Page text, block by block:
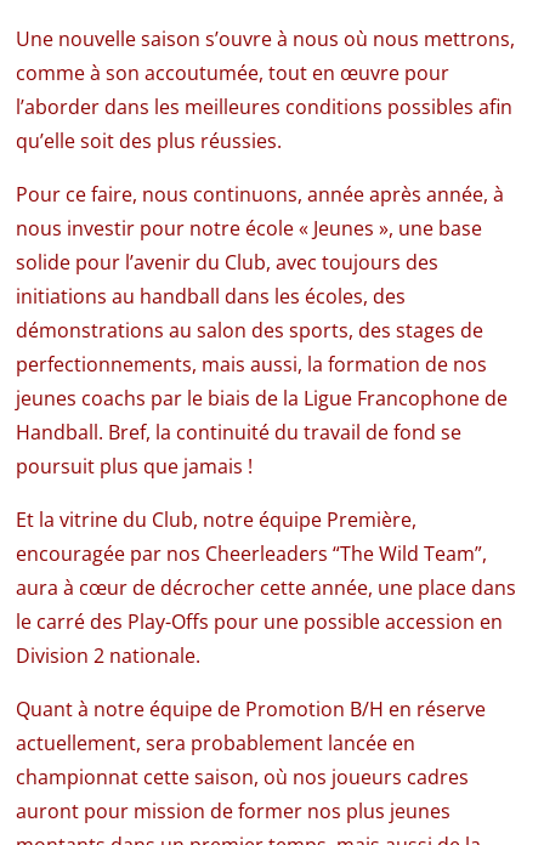
Une nouvelle saison s’ouvre à nous où nous mettrons,
comme à son accoutumée, tout en œuvre pour
l’aborder dans les meilleures conditions possibles afin
qu’elle soit des plus réussies.
Pour ce faire, nous continuons, année après année, à
nous investir pour notre école « Jeunes », une base
solide pour l’avenir du Club, avec toujours des
initiations au handball dans les écoles, des
démonstrations au salon des sports, des stages de
perfectionnements, mais aussi, la formation de nos
jeunes coachs par le biais de la Ligue Francophone de
Handball. Bref, la continuité du travail de fond se
poursuit plus que jamais !
Et la vitrine du Club, notre équipe Première,
encouragée par nos Cheerleaders “The Wild Team”,
aura à cœur de décrocher cette année, une place dans
le carré des Play-Offs pour une possible accession en
Division 2 nationale.
Quant à notre équipe de Promotion B/H en réserve
actuellement, sera probablement lancée en
championnat cette saison, où nos joueurs cadres
auront pour mission de former nos plus jeunes